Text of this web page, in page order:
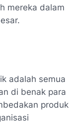
mereka dalam
adalah semua
di benak para
produk